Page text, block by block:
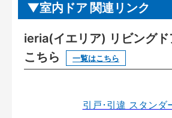
室内ドア 関連リンク
ieria(イエリア) リビングド
こちら
一覧はこちら
引戸･引違 スタンダ